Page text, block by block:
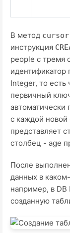
В метод
инструкция
people с тремя
идентификатор
Integer, то есть
первичный
автоматически
с каждой новой
представляет
столбец - age
После
данных в
например, в DB
созданную